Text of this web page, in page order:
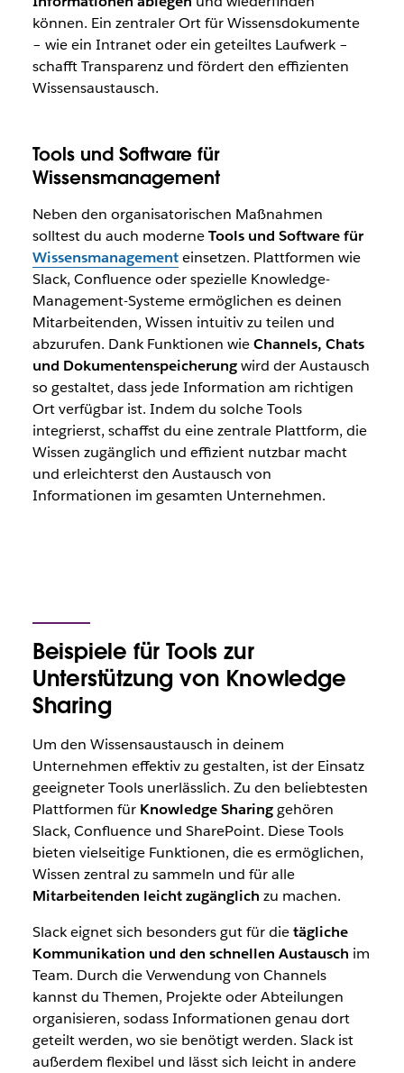
können. Ein zentraler Ort für Wissensdokumente
– wie ein Intranet oder ein geteiltes Laufwerk –
schafft Transparenz und fördert den effizienten
Wissensaustausch.
Tools und Software für
Wissensmanagement
Neben den organisatorischen Maßnahmen
solltest du auch moderneTools und Software für
Wissensmanagementeinsetzen. Plattformen wie
Slack, Confluence oder spezielle Knowledge-
Management-Systeme ermöglichen es deinen
Mitarbeitenden, Wissen intuitiv zu teilen und
abzurufen. Dank Funktionen wieChannels, Chats
und Dokumentenspeicherungwird der Austausch
so gestaltet, dass jede Information am richtigen
Ort verfügbar ist. Indem du solche Tools
integrierst, schaffst du eine zentrale Plattform, die
Wissen zugänglich und effizient nutzbar macht
und erleichterst den Austausch von
Informationen im gesamten Unternehmen.
Beispiele für Tools zur
Unterstützung von Knowledge
Sharing
Um den Wissensaustausch in deinem
Unternehmen effektiv zu gestalten, ist der Einsatz
geeigneter Tools unerlässlich. Zu den beliebtesten
Plattformen für Knowledge Sharinggehören
Slack, Confluence und SharePoint. Diese Tools
bieten vielseitige Funktionen, die es ermöglichen,
Wissen zentral zu sammeln und für alle
Mitarbeitenden leicht zugänglich zu machen.
Slack eignet sich besonders gut für dietägliche
Kommunikation und den schnellen Austausch im
Team. Durch die Verwendung von Channels
kannst du Themen, Projekte oder Abteilungen
organisieren, sodass Informationen genau dort
geteilt werden, wo sie benötigt werden. Slack ist
außerdem flexibel und lässt sich leicht in andere